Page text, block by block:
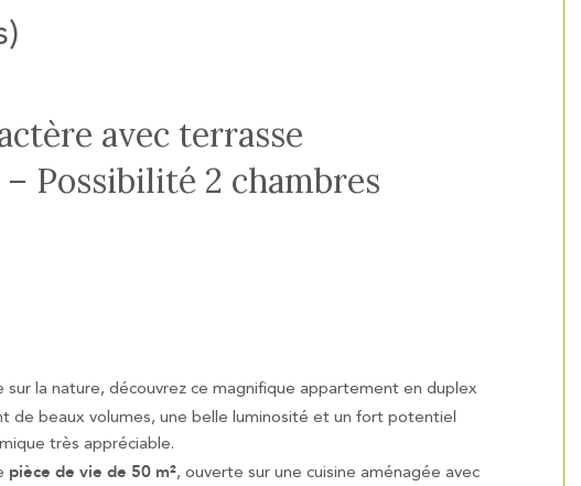
avec terrasse
Possibilité 2 chambres
sur la nature, découvrez ce magnifique appartement en duplex
de beaux volumes, une belle luminosité et un fort potentiel
très appréciable.
pièce de vie de 50 m², ouverte sur une cuisine aménagée avec